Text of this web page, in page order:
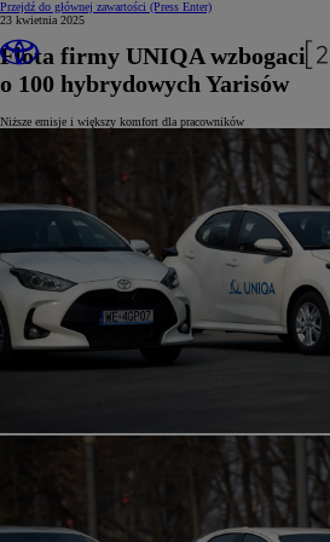
Przejdź do głównej zawartości (Press Enter)
23 kwietnia 2025
Flota firmy UNIQA wzbogaciła
o 100 hybrydowych Yarisów
Niższe emisje i większy komfort dla pracowników